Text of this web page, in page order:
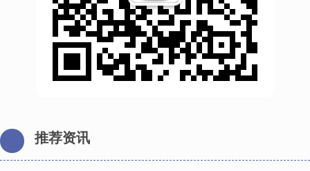
推荐资讯